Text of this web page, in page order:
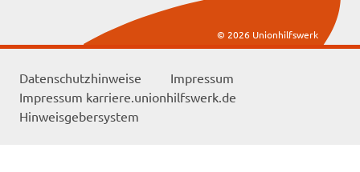
© 2026 Unionhilfswerk
Datenschutzhinweise
Impressum
Impressum karriere.unionhilfswerk.de
Hinweisgebersystem